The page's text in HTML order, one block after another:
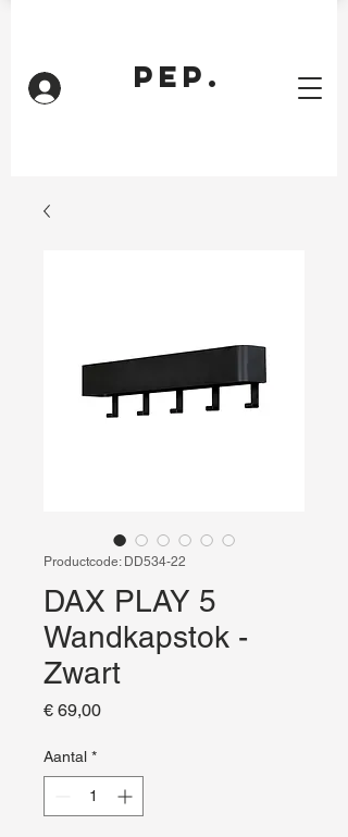
PEP.
Productcode: DD534-22
DAX PLAY 5
Wandkapstok -
Zwart
€ 69,00Prijs
Aantal *